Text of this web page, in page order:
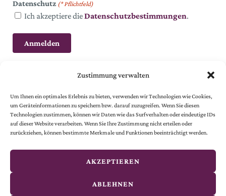
Zustimmung verwalten
Um Ihnen ein optimales Erlebnis zu bieten, verwenden wir Technologien wie Cookies,
um Geräteinformationen zu speichern bzw. darauf zuzugreifen. Wenn Sie diesen
Technologien zustimmen, können wir Daten wie das Surfverhalten oder eindeutige IDs
auf dieser Website verarbeiten. Wenn Sie Ihre Zustimmung nicht erteilen oder
zurückziehen, können bestimmte Merkmale und Funktionen beeinträchtigt werden.
AKZEPTIEREN
ABLEHNEN
Datenschutz (* Pflichtfeld)
Ich akzeptiere dieDatenschutzbestimmungen.
© 2024 Österreichische Gesellschaft vom Goldenen Kreuze.
Alle Rechte vorbehalten.